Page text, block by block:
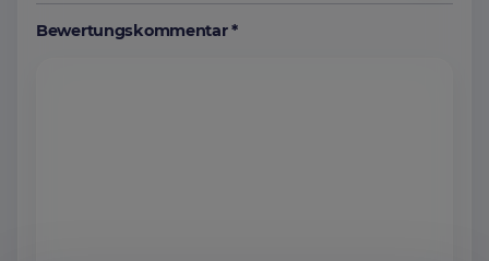
Bewertungskommentar *